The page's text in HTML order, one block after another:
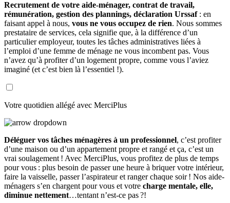
Recrutement de votre aide-ménager, contrat de travail,
rémunération, gestion des plannings, déclaration Urssaf: en
faisant appel à nous, vous ne vous occupez de rien. Nous sommes
prestataire de services, cela signifie que, à la différence d’un
particulier employeur, toutes les tâches administratives liées à
l’emploi d’une femme de ménage ne vous incombent pas. Vous
n’avez qu’à profiter d’un logement propre, comme vous l’aviez
imaginé (et c’est bien là l’essentiel !).
Votre quotidien allégé avec MerciPlus
Déléguer vos tâches ménagères à un professionnel, c’est profiter
d’une maison ou d’un appartement propre et rangé et ça, c’est un
vrai soulagement ! Avec MerciPlus, vous profitez de plus de temps
pour vous : plus besoin de passer une heure à briquer votre intérieur,
faire la vaisselle, passer l’aspirateur et ranger chaque soir ! Nos aide-
ménagers s’en chargent pour vous et votre charge mentale, elle,
diminue nettement…tentant n’est-ce pas ?!